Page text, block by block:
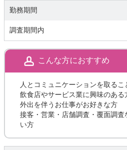
勤務期間
調査期間内
こんな方におすすめ
人とコミュニケーションを取るこ
飲食店やサービス業に興味のある
外出を伴うお仕事がお好きな方
接客・営業・店舗調査・覆面調査
い方